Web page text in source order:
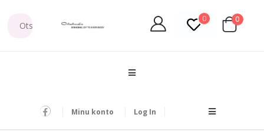
0 0
Minu konto Log In